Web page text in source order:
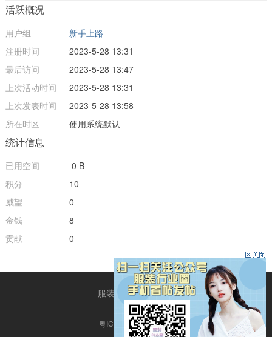
活跃概况
用户组
新手上路
注册时间
2023-5-28 13:31
最后访问
2023-5-28 13:47
上次活动时间
2023-5-28 13:31
上次发表时间
2023-5-28 13:58
所在时区
使用系统默认
统计信息
已用空间
0 B
积分
10
威望
0
金钱
8
贡献
0
服装圈 QQ客服
粤ICP备14013786号-2